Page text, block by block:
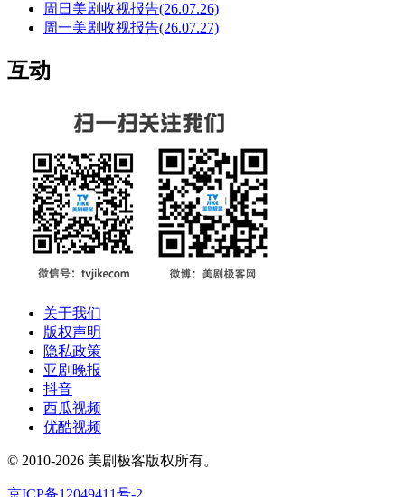
周日美剧收视报告(26.07.26)
周一美剧收视报告(26.07.27)
互动
关于我们
版权声明
隐私政策
亚剧晚报
抖音
西瓜视频
优酷视频
© 2010-2026 美剧极客版权所有。
京ICP备12049411号-2